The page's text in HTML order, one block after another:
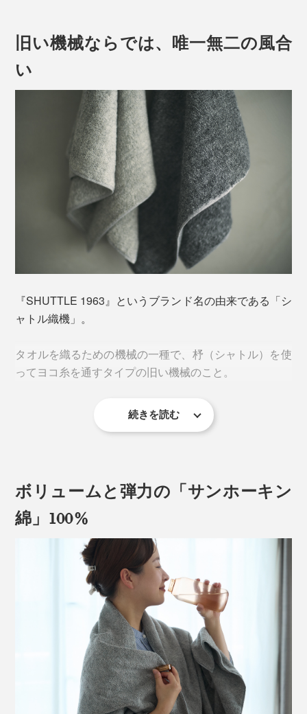
旧い機械ならでは、唯一無二の風合
い
『SHUTTLE 1963』というブランド名の由来である「シ
ャトル織機」。
タオルを織るための機械の一種で、杼（シャトル）を使
ってヨコ糸を通すタイプの旧い機械のこと。
この「シャトル織機」を、創業の1963年から、修理を
かつて、タオルの聖地「今治」ではこの「シャトル織
続きを読む
ボリュームと弾力の「サンホーキン
綿」100%